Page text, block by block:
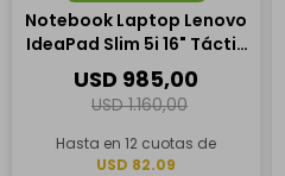
Notebook Laptop Lenovo
IdeaPad Slim 5i 16" Táctil,
Intel Core 7 240H, 16GB
RAM, 1TB SSD
USD 985,00
USD 1.160,00
Hasta en 12 cuotas de
USD 82.09